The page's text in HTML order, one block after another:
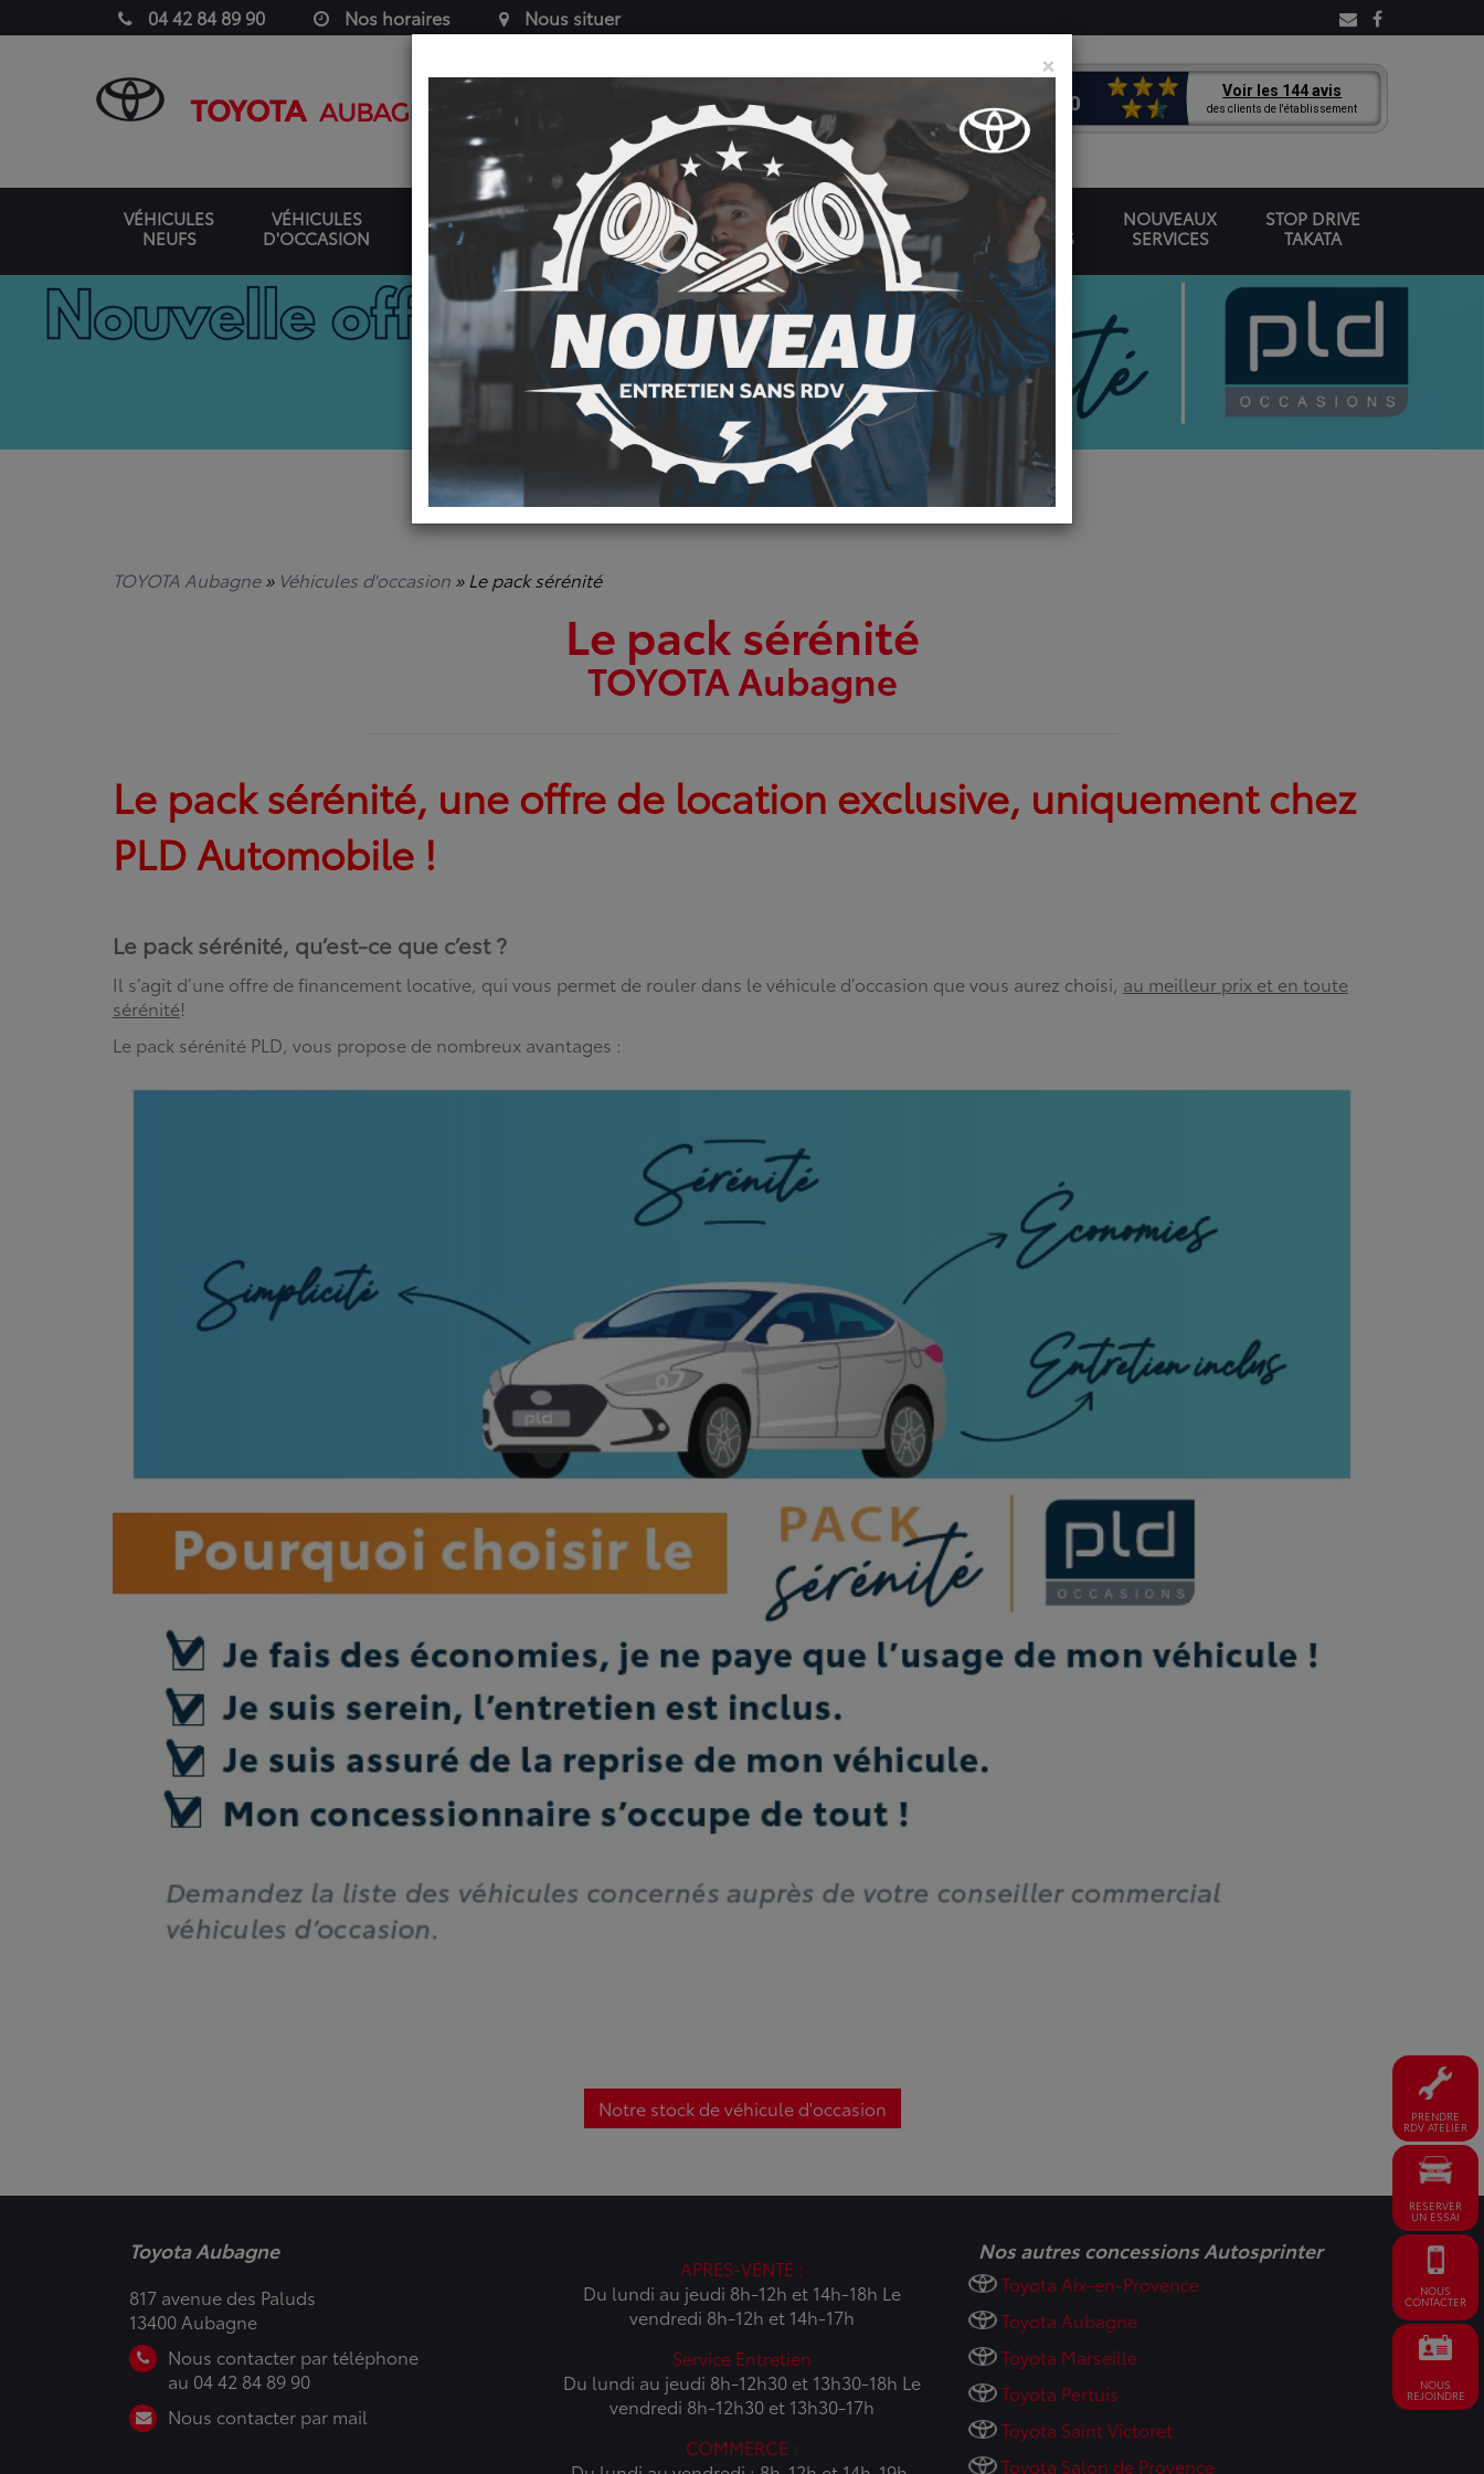
PRENDRE
RDV ATELIER
RESERVER
UN ESSAI
NOUS
CONTACTER
NOUS
REJOINDRE
04 42 84 89 90 Nos horaires Nous situer
VÉHICULES
NEUFS
VÉHICULES
D'OCCASION
UTILITAIRES
VÉHICULES
DE SOCIÉTÉ
SERVICE
APRÈS-VENTE
PIÈCES AUTOMOBILES
ACCESSOIRES VÉHICULES
NOUVEAUX
SERVICES
STOP DRIVE
TAKATA
TOYOTA Aubagne» Véhicules d'occasion » Le pack sérénité
Le pack sérénité
TOYOTA Aubagne
Le pack sérénité, une offre de location exclusive, uniquement chez
PLD Automobile !
Le pack sérénité, qu’est-ce que c’est ?
Il s’agit d’une offre de financement locative, qui vous permet de rouler dans le véhicule d’occasion que vous aurez choisi, au meilleur prix et en toute
sérénité!
Le pack sérénité PLD, vous propose de nombreux avantages :
Notre stock de véhicule d'occasion
Toyota Aubagne
817 avenue des Paluds
13400 Aubagne
Nous contacter par téléphone
au 04 42 84 89 90
Nous contacter par mail
APRES-VENTE :
Du lundi au jeudi 8h-12h et 14h-18h Le
vendredi 8h-12h et 14h-17h
Service Entretien
Du lundi au jeudi 8h-12h30 et 13h30-18h Le
vendredi 8h-12h30 et 13h30-17h
COMMERCE :
Nos autres concessions Autosprinter
Toyota Aix-en-Provence
Toyota Aubagne
Toyota Marseille
Toyota Pertuis
Toyota Saint Victoret
Toyota Salon de Provence
×